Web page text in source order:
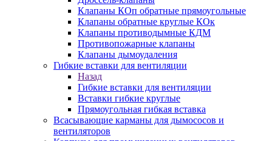
Клапаны КОп обратные прямоугольные
Клапаны обратные круглые КОк
Клапаны противодымные КДМ
Противопожарные клапаны
Клапаны дымоудаления
Гибкие вставки для вентиляции
Назад
Гибкие вставки для вентиляции
Вставки гибкие круглые
Прямоугольная гибкая вставка
Всасывающие карманы для дымососов и
вентиляторов